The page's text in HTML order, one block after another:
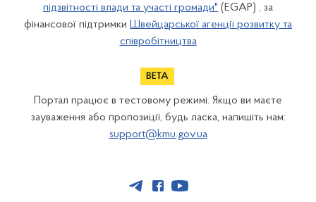
підзвітності влади та участі громади" (EGAP) , за
фінансової підтримки Швейцарської агенції розвитку та
співробітництва
Портал працює в тестовому режимі. Якщо ви маєте
зауваження або пропозиції, будь ласка, напишіть нам:
support@kmu.gov.ua